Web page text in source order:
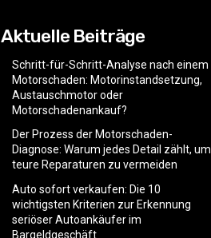
Aktuelle Beiträge
Schritt-für-Schritt-Analyse nach einem
Motorschaden: Motorinstandsetzung,
Austauschmotor oder
Motorschadenankauf?
Der Prozess der Motorschaden-
Diagnose: Warum jedes Detail zählt, um
teure Reparaturen zu vermeiden
Auto sofort verkaufen: Die 10
wichtigsten Kriterien zur Erkennung
seriöser Autoankäufer im
Bargeldgeschäft